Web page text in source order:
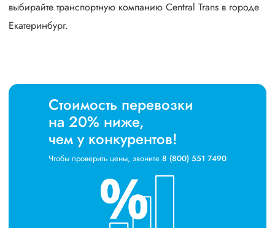
выбирайте транспортную компанию Central Trans в городе
Екатеринбург.
Стоимость перевозки
на 20% ниже,
чем у конкурентов!
Чтобы проверить цены, звоните 8 (800) 551 7490